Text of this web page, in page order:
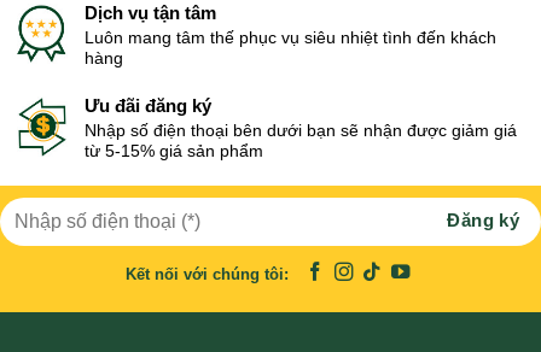
Dịch vụ tận tâm
Luôn mang tâm thế phục vụ siêu nhiệt tình đến khách
hàng
Ưu đãi đăng ký
Nhập số điện thoại bên dưới bạn sẽ nhận được giảm giá
từ 5-15% giá sản phẩm
Kết nối với chúng tôi: